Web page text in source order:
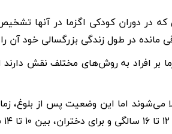
در دوران کودکی اگزما در آنها
مانده در طول زندگی بزرگسالی خود آن
بر افراد به روش‌های مختلف نقش دارند
می‌شوند اما این وضعیت پس از بلوغ،